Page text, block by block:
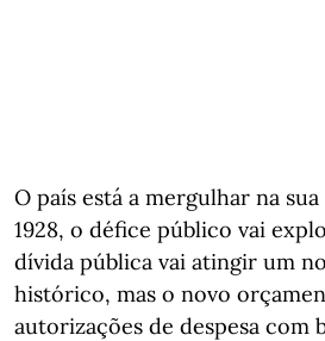
O país está a mergulhar na
1928, o défice público vai
dívida pública vai atingir um
histórico, mas o novo
autorizações de despesa com